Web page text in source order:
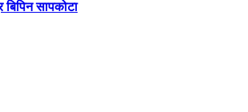
सापकोटा